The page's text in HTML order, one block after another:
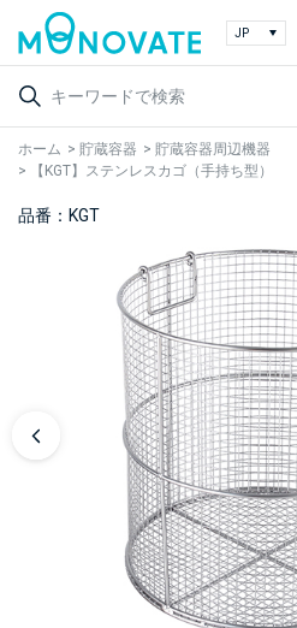
ホーム > 貯蔵容器 > 貯蔵容器周辺機器
>
【KGT】ステンレスカゴ（手持ち型）
品番：KGT